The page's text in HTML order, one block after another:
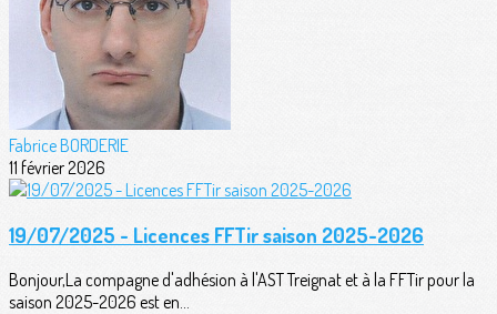
Fabrice BORDERIE
11 février 2026
19/07/2025 - Licences FFTir saison 2025-2026
Bonjour,La compagne d'adhésion à l'AST Treignat et à la FFTir pour la
saison 2025-2026 est en...